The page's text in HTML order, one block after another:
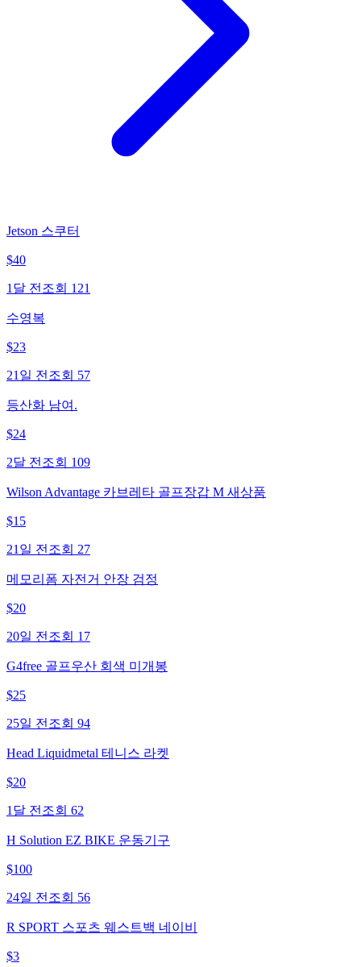
Jetson 스쿠터
$40
1달 전 조회 121
수영복
$23
21일 전 조회 57
등산화 남여.
$24
2달 전 조회 109
Wilson Advantage 카브레타 골프장갑 M 새상품
$15
21일 전 조회 27
메모리폼 자전거 안장 검정
$20
20일 전 조회 17
G4free 골프우산 회색 미개봉
$25
25일 전 조회 94
Head Liquidmetal 테니스 라켓
$20
1달 전 조회 62
H Solution EZ BIKE 운동기구
$100
24일 전 조회 56
R SPORT 스포츠 웨스트백 네이비
$3